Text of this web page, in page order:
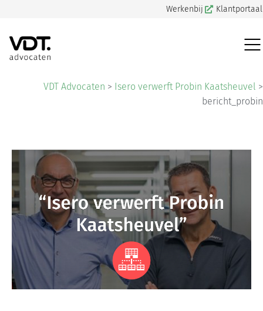
Werkenbij Klantportaal
VDT Advocaten > Isero verwerft Probin Kaatsheuvel >
bericht_probin